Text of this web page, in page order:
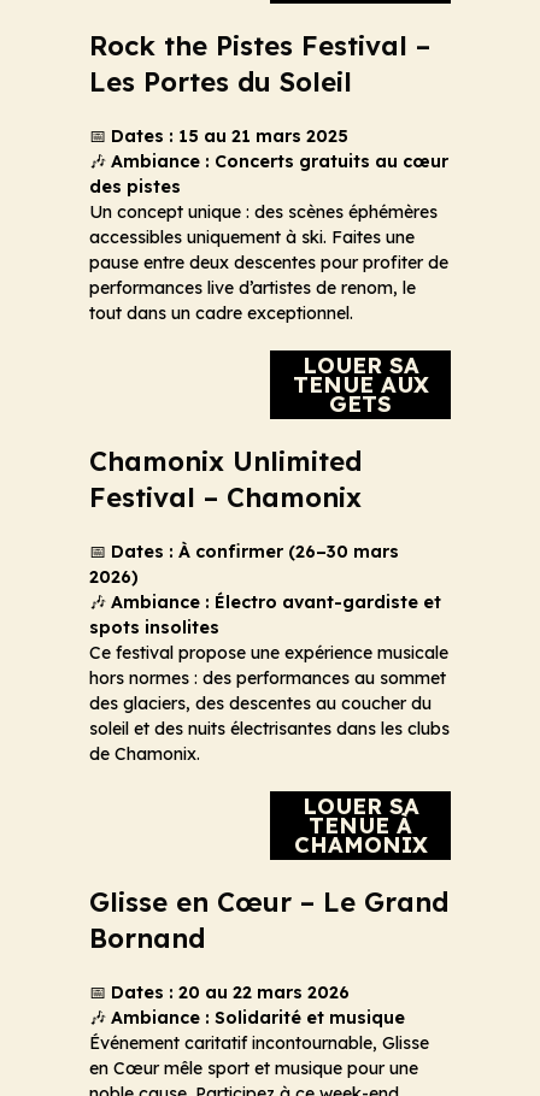
Rock the Pistes Festival –
Les Portes du Soleil
📅 Dates : 15 au 21 mars 2025
🎶 Ambiance : Concerts gratuits au cœur
des pistes
Un concept unique : des scènes éphémères
accessibles uniquement à ski. Faites une
pause entre deux descentes pour profiter de
performances live d’artistes de renom, le
tout dans un cadre exceptionnel.
LOUER SA
TENUE AUX
GETS
Chamonix Unlimited
Festival – Chamonix
📅 Dates : À confirmer (26–30 mars
2026)
🎶 Ambiance : Électro avant-gardiste et
spots insolites
Ce festival propose une expérience musicale
hors normes : des performances au sommet
des glaciers, des descentes au coucher du
soleil et des nuits électrisantes dans les clubs
de Chamonix.
LOUER SA
TENUE À
CHAMONIX
Glisse en Cœur – Le Grand
Bornand
📅 Dates : 20 au 22 mars 2026
🎶 Ambiance : Solidarité et musique
Événement caritatif incontournable, Glisse
en Cœur mêle sport et musique pour une